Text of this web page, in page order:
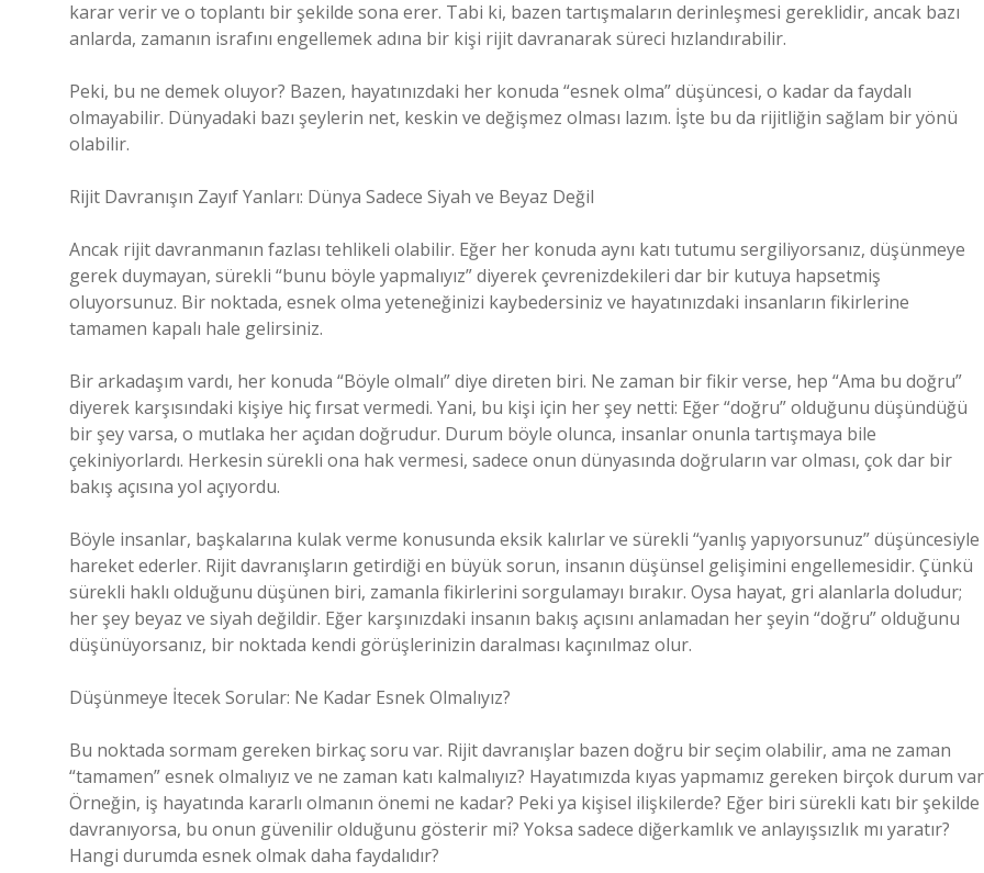
karar verir ve o toplantı bir şekilde sona erer. Tabi ki, bazen tartışmaların derinleşmesi gereklidir, ancak bazı
anlarda, zamanın israfını engellemek adına bir kişi rijit davranarak süreci hızlandırabilir.
Peki, bu ne demek oluyor? Bazen, hayatınızdaki her konuda “esnek olma” düşüncesi, o kadar da faydalı
olmayabilir. Dünyadaki bazı şeylerin net, keskin ve değişmez olması lazım. İşte bu da rijitliğin sağlam bir yönü
olabilir.
Rijit Davranışın Zayıf Yanları: Dünya Sadece Siyah ve Beyaz Değil
Ancak rijit davranmanın fazlası tehlikeli olabilir. Eğer her konuda aynı katı tutumu sergiliyorsanız, düşünmeye
gerek duymayan, sürekli “bunu böyle yapmalıyız” diyerek çevrenizdekileri dar bir kutuya hapsetmiş
oluyorsunuz. Bir noktada, esnek olma yeteneğinizi kaybedersiniz ve hayatınızdaki insanların fikirlerine
tamamen kapalı hale gelirsiniz.
Bir arkadaşım vardı, her konuda “Böyle olmalı” diye direten biri. Ne zaman bir fikir verse, hep “Ama bu doğru”
diyerek karşısındaki kişiye hiç fırsat vermedi. Yani, bu kişi için her şey netti: Eğer “doğru” olduğunu düşündüğü
bir şey varsa, o mutlaka her açıdan doğrudur. Durum böyle olunca, insanlar onunla tartışmaya bile
çekiniyorlardı. Herkesin sürekli ona hak vermesi, sadece onun dünyasında doğruların var olması, çok dar bir
bakış açısına yol açıyordu.
Böyle insanlar, başkalarına kulak verme konusunda eksik kalırlar ve sürekli “yanlış yapıyorsunuz” düşüncesiyle
hareket ederler. Rijit davranışların getirdiği en büyük sorun, insanın düşünsel gelişimini engellemesidir. Çünkü
sürekli haklı olduğunu düşünen biri, zamanla fikirlerini sorgulamayı bırakır. Oysa hayat, gri alanlarla doludur;
her şey beyaz ve siyah değildir. Eğer karşınızdaki insanın bakış açısını anlamadan her şeyin “doğru” olduğunu
düşünüyorsanız, bir noktada kendi görüşlerinizin daralması kaçınılmaz olur.
Düşünmeye İtecek Sorular: Ne Kadar Esnek Olmalıyız?
Bu noktada sormam gereken birkaç soru var. Rijit davranışlar bazen doğru bir seçim olabilir, ama ne zaman
“tamamen” esnek olmalıyız ve ne zaman katı kalmalıyız? Hayatımızda kıyas yapmamız gereken birçok durum
Örneğin, iş hayatında kararlı olmanın önemi ne kadar? Peki ya kişisel ilişkilerde? Eğer biri sürekli katı bir şekilde
davranıyorsa, bu onun güvenilir olduğunu gösterir mi? Yoksa sadece diğerkamlık ve anlayışsızlık mı yaratır?
Hangi durumda esnek olmak daha faydalıdır?